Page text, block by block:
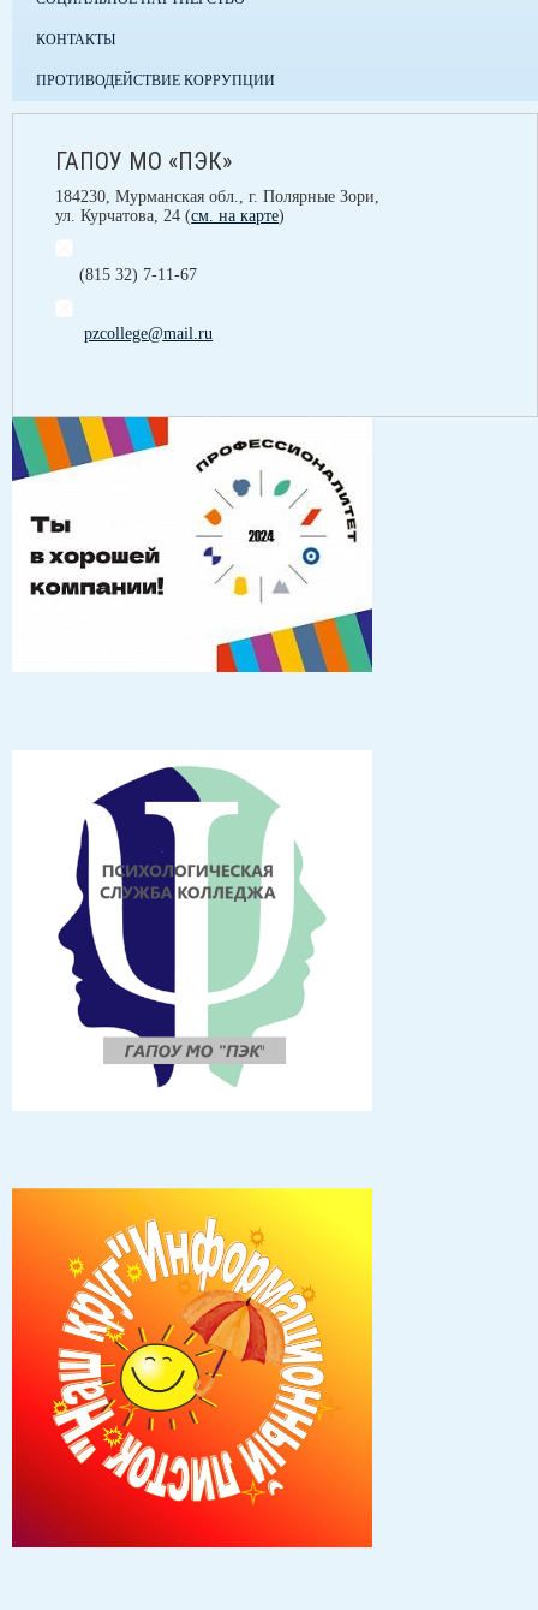
КОНТАКТЫ
ПРОТИВОДЕЙСТВИЕ КОРРУПЦИИ
ГАПОУ МО «ПЭК»
184230, Мурманская обл., г. Полярные Зори,
ул. Курчатова, 24 (см. на карте)
(815 32) 7-11-67
pzcollege@mail.ru